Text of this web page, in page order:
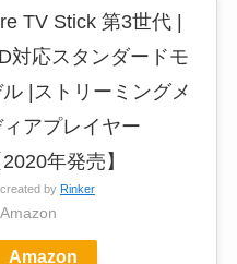
TV Stick 第3世代 |
対応スタンダードモ
ル |ストリーミングメ
ィアプレイヤー
2020年発売】
created by Rinker
Amazon
Amazon